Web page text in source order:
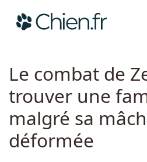
Races
CHIEN.FR ACTUALITÉS
Le combat de
trouver une
malgré sa
déformée